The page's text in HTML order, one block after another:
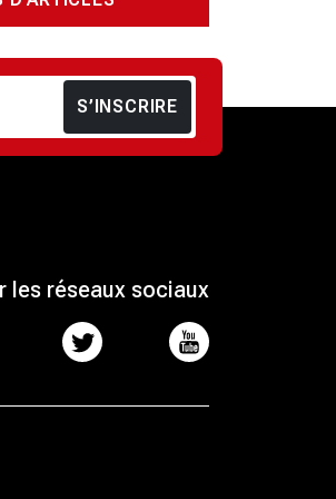
remportent le derby kabyle
S’INSCRIRE
les réseaux sociaux